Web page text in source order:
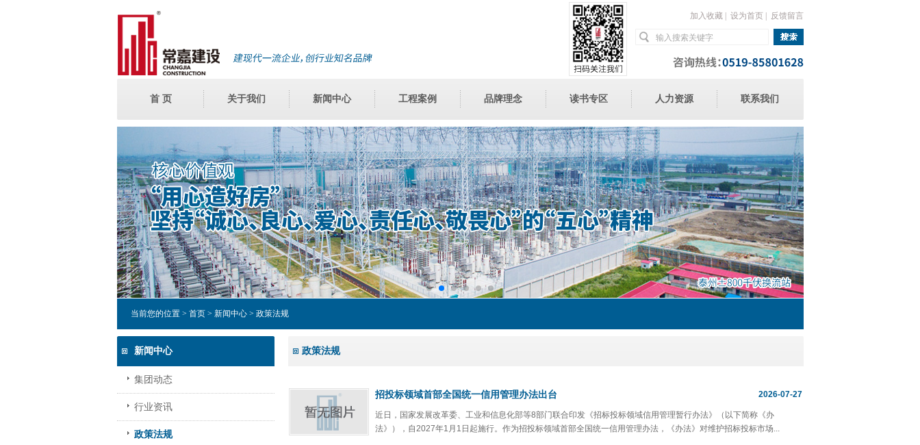
加入收藏| 设为首页| 反馈留言
首 页 关于我们 新闻中心 工程案例 品牌理念 读书专区 人力资源 联系我们
当前您的位置 > 首页> 新闻中心> 政策法规
新闻中心
集团动态
行业资讯
政策法规
政策法规
2026-07-27
招投标领域首部全国统一信用管理办法出台
近日，国家发展改革委、工业和信息化部等8部门联合印发《招标投标领域信用管理暂行办法》（以下简称《办
法》），自2027年1月1日起施行。作为招投标领域首部全国统一信用管理办法，《办法》对维护招标投标市场...